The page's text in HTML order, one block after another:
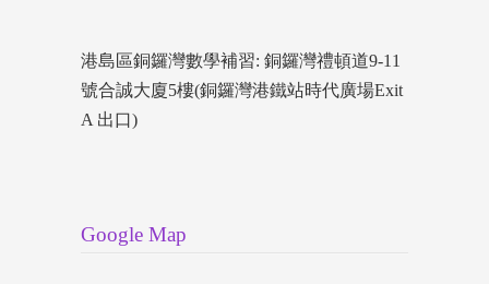
港島區銅鑼灣數學補習: 銅鑼灣禮頓道9-11
號合誠大廈5樓(銅鑼灣港鐵站時代廣場Exit
A 出口)
Google Map